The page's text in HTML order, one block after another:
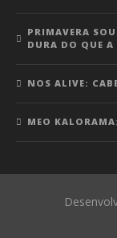
PRIMAVERA
DURA DO QUE A
NOS ALIVE:
MEO